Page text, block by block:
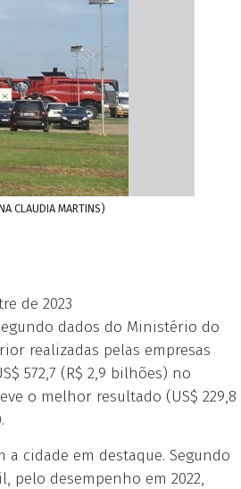
MARTINS)
de 2023
dados do Ministério do
realizadas pelas empresas
572,7 (R$ 2,9 bilhões) no
o melhor resultado (US$ 229,8
cidade em destaque. Segundo
pelo desempenho em 2022,